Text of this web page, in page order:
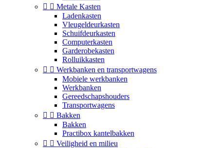
  Metale Kasten
Ladenkasten
Vleugeldeurkasten
Schuifdeurkasten
Computerkasten
Garderobekasten
Rolluikkasten
  Werkbanken en transportwagens
Mobiele werkbanken
Werkbanken
Gereedschapshouders
Transportwagens
  Bakken
Bakken
Practibox kantelbakken
  Veiligheid en milieu